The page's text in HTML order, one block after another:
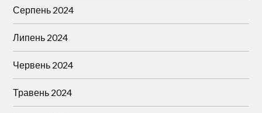
Серпень 2024
Липень 2024
Червень 2024
Травень 2024